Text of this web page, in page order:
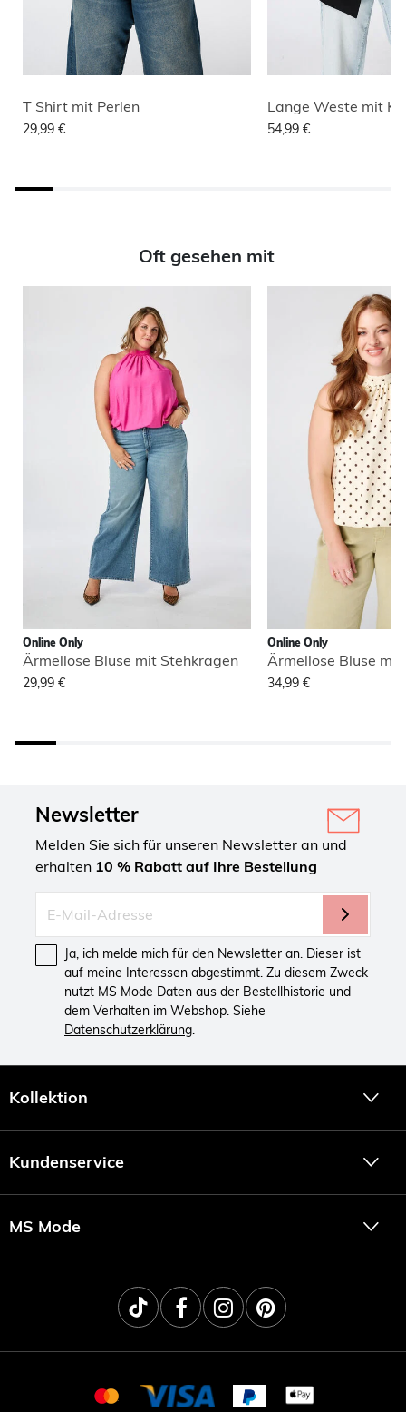
T Shirt mit Perlen
29,99 € 54,99 €
Oft gesehen mit
Online Only
Ärmellose Bluse mit Stehkragen
29,99 €
Online Only
Ärmellose Bluse
34,99 €
Newsletter
Melden Sie sich für unseren Newsletter an und
erhalten 10 % Rabatt auf Ihre Bestellung
Ja, ich melde mich für den Newsletter an. Dieser ist
auf meine Interessen abgestimmt. Zu diesem Zweck
nutzt MS Mode Daten aus der Bestellhistorie und
dem Verhalten im Webshop. Siehe
Datenschutzerklärung.
Kollektion
Kundenservice
MS Mode